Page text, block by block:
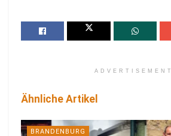
ADVERTISEMENT
Ähnliche Artikel
BRANDENBURG